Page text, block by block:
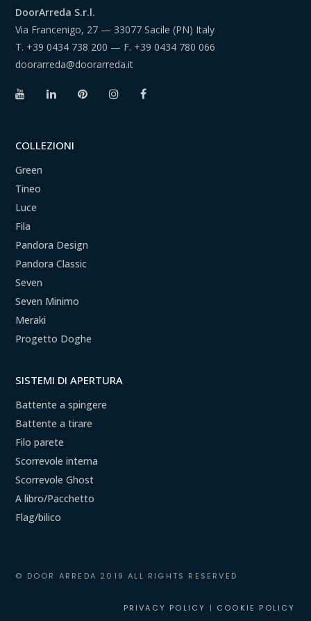
DoorArreda S.r.l.
Via Francenigo, 27 — 33077 Sacile (PN) Italy
T. +39 0434 738 200 — F. +39 0434 780 066
doorarreda@doorarreda.it
COLLEZIONI
Green
Tineo
Luce
Fila
Pandora Design
Pandora Classic
Seven
Seven Minimo
Meraki
Progetto Doghe
SISTEMI DI APERTURA
Battente a spingere
Battente a tirare
Filo parete
Scorrevole interna
Scorrevole Ghost
A libro/Pacchetto
Flag/bilico
© DOOR ARREDA 2019 ALL RIGHTS RESERVED
PRIVACY POLICY | COOKIE POLICY